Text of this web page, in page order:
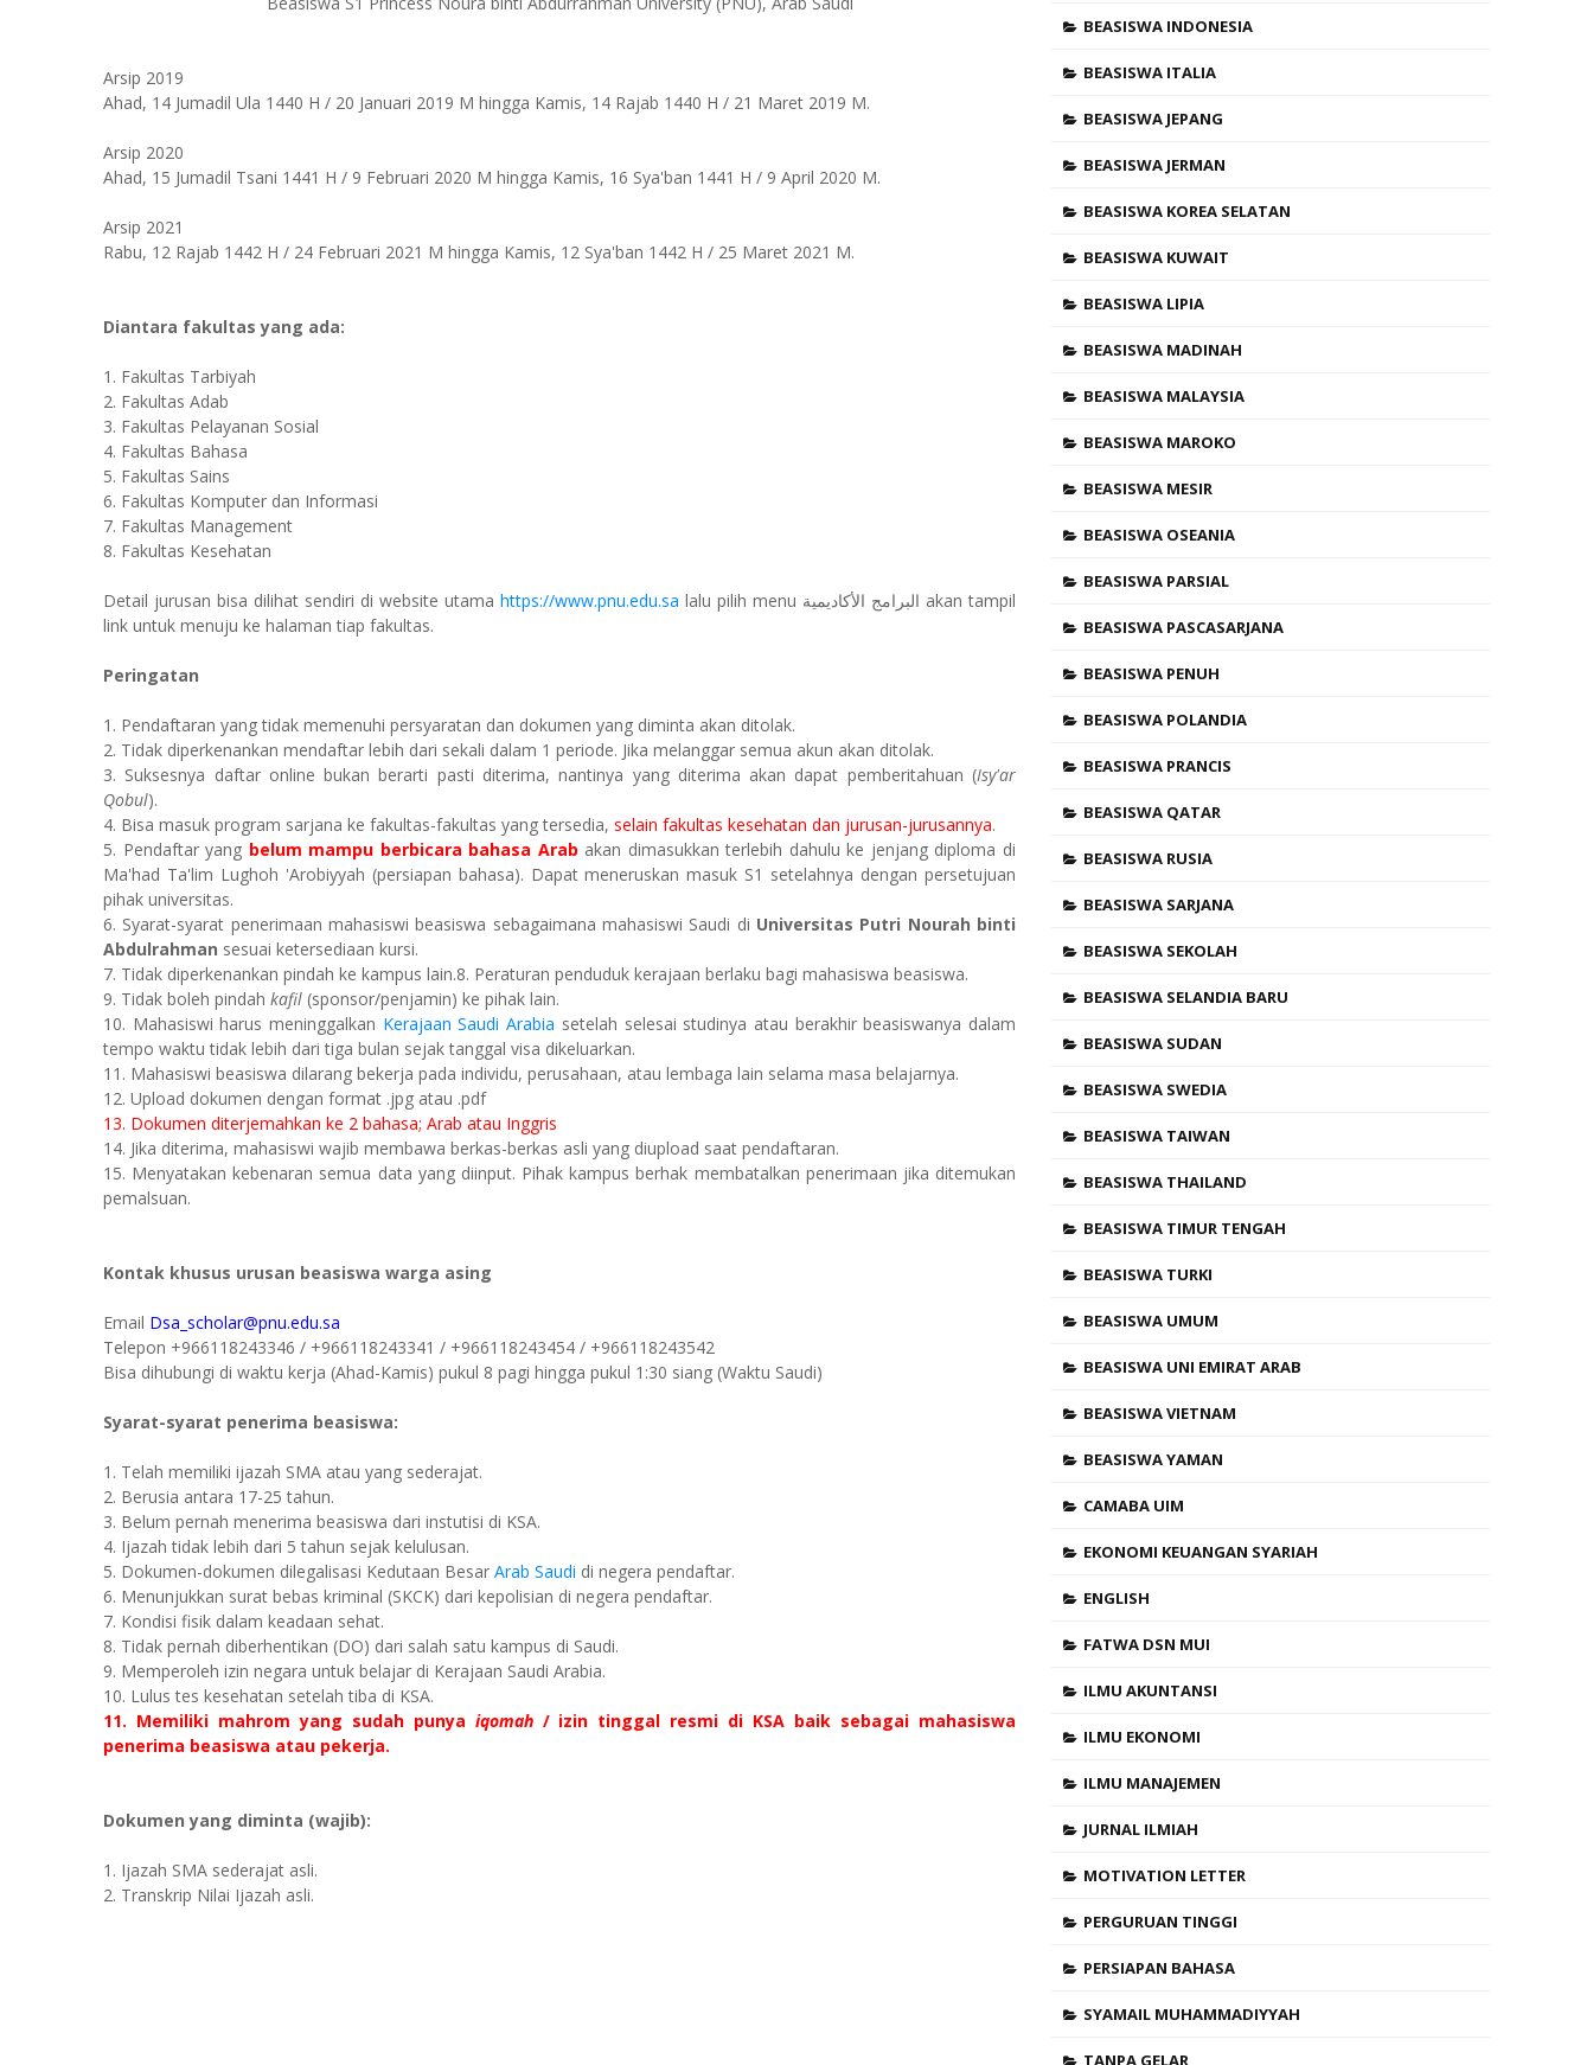
Arsip 2019
Ahad, 14 Jumadil Ula 1440 H / 20 Januari 2019 M hingga Kamis, 14 Rajab 1440 H / 21 Maret 2019 M.
Arsip 2020
Ahad, 15 Jumadil Tsani 1441 H / 9 Februari 2020 M hingga Kamis, 16 Sya'ban 1441 H / 9 April 2020 M.
Arsip 2021
Rabu, 12 Rajab 1442 H / 24 Februari 2021 M hingga Kamis, 12 Sya'ban 1442 H / 25 Maret 2021 M.
Diantara fakultas yang ada:
1. Fakultas Tarbiyah
2. Fakultas Adab
3. Fakultas Pelayanan Sosial
4. Fakultas Bahasa
5. Fakultas Sains
6. Fakultas Komputer dan Informasi
7. Fakultas Management
8. Fakultas Kesehatan
Detail jurusan bisa dilihat sendiri di website utama https://www.pnu.edu.sa lalu pilih menu البرامج الأكاديمية akan tampil
link untuk menuju ke halaman tiap fakultas.
Peringatan
1. Pendaftaran yang tidak memenuhi persyaratan dan dokumen yang diminta akan ditolak.
2. Tidak diperkenankan mendaftar lebih dari sekali dalam 1 periode. Jika melanggar semua akun akan ditolak.
3. Suksesnya daftar online bukan berarti pasti diterima, nantinya yang diterima akan dapat pemberitahuan (Isy'ar
Qobul).
4. Bisa masuk program sarjana ke fakultas-fakultas yang tersedia, selain fakultas kesehatan dan jurusan-jurusannya.
5. Pendaftar yang belum mampu berbicara bahasa Arab akan dimasukkan terlebih dahulu ke jenjang diploma di
Ma'had Ta'lim Lughoh 'Arobiyyah (persiapan bahasa). Dapat meneruskan masuk S1 setelahnya dengan persetujuan
pihak universitas.
6. Syarat-syarat penerimaan mahasiswi beasiswa sebagaimana mahasiswi Saudi di Universitas Putri Nourah binti
Abdulrahman sesuai ketersediaan kursi.
7. Tidak diperkenankan pindah ke kampus lain.8. Peraturan penduduk kerajaan berlaku bagi mahasiswa beasiswa.
9. Tidak boleh pindah kafil (sponsor/penjamin) ke pihak lain.
10. Mahasiswi harus meninggalkan Kerajaan Saudi Arabia setelah selesai studinya atau berakhir beasiswanya dalam
tempo waktu tidak lebih dari tiga bulan sejak tanggal visa dikeluarkan.
11. Mahasiswi beasiswa dilarang bekerja pada individu, perusahaan, atau lembaga lain selama masa belajarnya.
12. Upload dokumen dengan format .jpg atau .pdf
13. Dokumen diterjemahkan ke 2 bahasa; Arab atau Inggris
14. Jika diterima, mahasiswi wajib membawa berkas-berkas asli yang diupload saat pendaftaran.
15. Menyatakan kebenaran semua data yang diinput. Pihak kampus berhak membatalkan penerimaan jika ditemukan
pemalsuan.
Kontak khusus urusan beasiswa warga asing
Email Dsa_scholar@pnu.edu.sa
Telepon +966118243346 / +966118243341 / +966118243454 / +966118243542
Bisa dihubungi di waktu kerja (Ahad-Kamis) pukul 8 pagi hingga pukul 1:30 siang (Waktu Saudi)
Syarat-syarat penerima beasiswa:
1. Telah memiliki ijazah SMA atau yang sederajat.
2. Berusia antara 17-25 tahun.
3. Belum pernah menerima beasiswa dari instutisi di KSA.
4. Ijazah tidak lebih dari 5 tahun sejak kelulusan.
5. Dokumen-dokumen dilegalisasi Kedutaan Besar Arab Saudi di negera pendaftar.
6. Menunjukkan surat bebas kriminal (SKCK) dari kepolisian di negera pendaftar.
7. Kondisi fisik dalam keadaan sehat.
8. Tidak pernah diberhentikan (DO) dari salah satu kampus di Saudi.
9. Memperoleh izin negara untuk belajar di Kerajaan Saudi Arabia.
10. Lulus tes kesehatan setelah tiba di KSA.
11. Memiliki mahrom yang sudah punya iqomah/ izin tinggal resmi di KSA baik sebagai mahasiswa
penerima beasiswa atau pekerja.
Dokumen yang diminta (wajib):
1. Ijazah SMA sederajat asli.
2. Transkrip Nilai Ijazah asli.
BEASISWA INDONESIA
BEASISWA ITALIA
BEASISWA JEPANG
BEASISWA JERMAN
BEASISWA KOREA SELATAN
BEASISWA KUWAIT
BEASISWA LIPIA
BEASISWA MADINAH
BEASISWA MALAYSIA
BEASISWA MAROKO
BEASISWA MESIR
BEASISWA OSEANIA
BEASISWA PARSIAL
BEASISWA PASCASARJANA
BEASISWA PENUH
BEASISWA POLANDIA
BEASISWA PRANCIS
BEASISWA QATAR
BEASISWA RUSIA
BEASISWA SARJANA
BEASISWA SEKOLAH
BEASISWA SELANDIA BARU
BEASISWA SUDAN
BEASISWA SWEDIA
BEASISWA TAIWAN
BEASISWA THAILAND
BEASISWA TIMUR TENGAH
BEASISWA TURKI
BEASISWA UMUM
BEASISWA UNI EMIRAT ARAB
BEASISWA VIETNAM
BEASISWA YAMAN
CAMABA UIM
EKONOMI KEUANGAN SYARIAH
ENGLISH
FATWA DSN MUI
ILMU AKUNTANSI
ILMU EKONOMI
ILMU MANAJEMEN
JURNAL ILMIAH
MOTIVATION LETTER
PERGURUAN TINGGI
PERSIAPAN BAHASA
SYAMAIL MUHAMMADIYYAH
TANPA GELAR